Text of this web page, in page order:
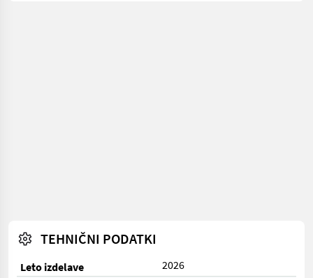
TEHNIČNI PODATKI
Leto izdelave
2026